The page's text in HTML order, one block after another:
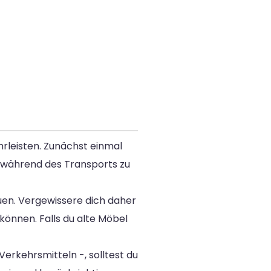
Zunächst einmal
des Transports zu
Vergewissere dich daher
Falls du alte Möbel
-, solltest du